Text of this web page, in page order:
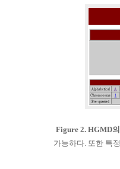
Figure 2. HGMD의
가능하다. 또한 특정